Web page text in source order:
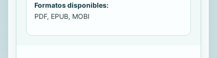
Formatos disponibles:
PDF, EPUB, MOBI